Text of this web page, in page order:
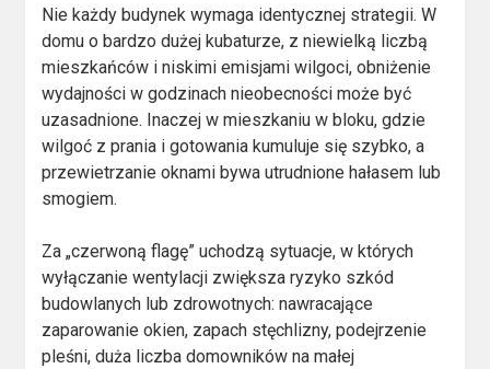
Nie każdy budynek wymaga identycznej strategii. W
domu o bardzo dużej kubaturze, z niewielką liczbą
mieszkańców i niskimi emisjami wilgoci, obniżenie
wydajności w godzinach nieobecności może być
uzasadnione. Inaczej w mieszkaniu w bloku, gdzie
wilgoć z prania i gotowania kumuluje się szybko, a
przewietrzanie oknami bywa utrudnione hałasem lub
smogiem.
Za „czerwoną flagę” uchodzą sytuacje, w których
wyłączanie wentylacji zwiększa ryzyko szkód
budowlanych lub zdrowotnych: nawracające
zaparowanie okien, zapach stęchlizny, podejrzenie
pleśni, duża liczba domowników na małej